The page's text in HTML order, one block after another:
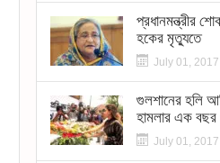
প্রধানমন্ত্রীর
হকের মৃত্যুতে
July 01, 2017
গুলশানের হলি
হামলার এক বছর
July 01, 2017